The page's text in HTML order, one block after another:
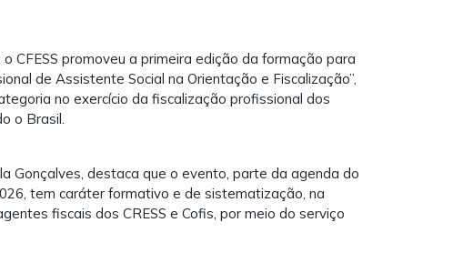
CFESS promoveu a primeira edição da formação para
de Assistente Social na Orientação e Fiscalização”,
no exercício da fiscalização profissional dos
o Brasil.
Gonçalves, destaca que o evento, parte da agenda do
tem caráter formativo e de sistematização, na
fiscais dos CRESS e Cofis, por meio do serviço